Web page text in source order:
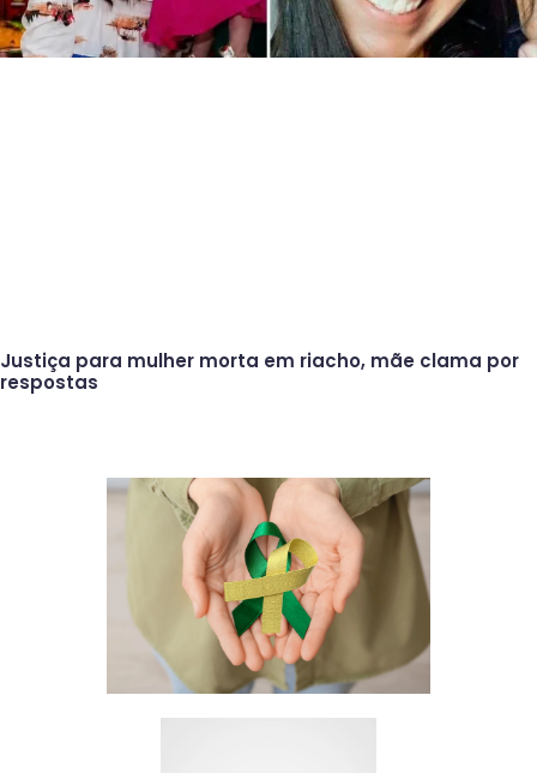
Justiça para mulher morta em riacho, mãe clama por
respostas